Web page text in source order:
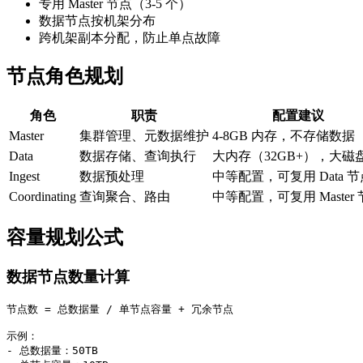
专用 Master 节点（3-5 个）
数据节点按机架分布
跨机架副本分配，防止单点故障
节点角色规划
角色 职责
配置建议
Master
集群管理、元数据维护 4-8GB 内存，不存储数据
Data
数据存储、查询执行
大内存（32GB+），大磁
Ingest
数据预处理
中等配置，可复用 Data 节
Coordinating 查询聚合、路由 中等配置，可复用 Master
容量规划公式
数据节点数量计算
节点数 = 总数据量 / 单节点容量 + 冗余节点
示例：
- 总数据量：50TB